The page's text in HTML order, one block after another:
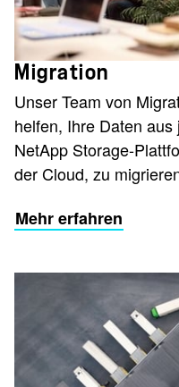
Migration
Unser Team von
helfen, Ihre Daten
NetApp Storage-
der Cloud, zu
Mehr erfahren